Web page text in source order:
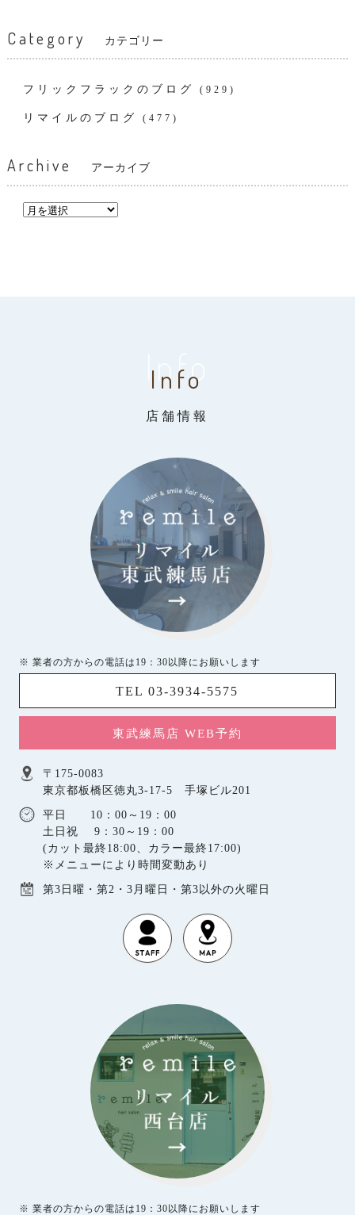
Category カテゴリー
フリックフラックのブログ (929)
リマイルのブログ (477)
Archive アーカイブ
Info
Info
店舗情報
※ 業者の方からの電話は19：30以降にお願いします
TEL 03-3934-5575
東武練馬店 WEB予約
〒175-0083
東京都板橋区徳丸3-17-5 手塚ビル201
平日 10：00～19：00
土日祝 9：30～19：00
(カット最終18:00、カラー最終17:00)
※メニューにより時間変動あり
第3日曜・第2・3月曜日・第3以外の火曜日
※ 業者の方からの電話は19：30以降にお願いします